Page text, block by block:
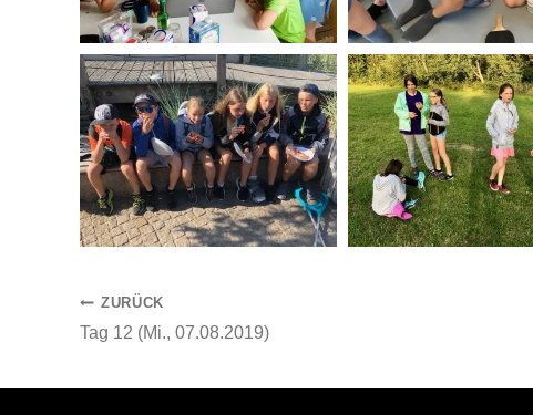
Beitragsnavigation
ZURÜCK
Tag 12 (Mi., 07.08.2019)